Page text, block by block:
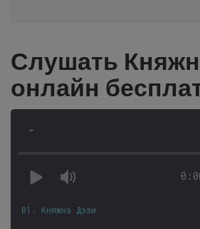
Слушать
онлайн
-
01. Княжна Дэзи